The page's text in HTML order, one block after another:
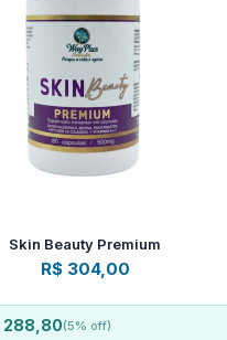
Skin Beauty Premium
R$304,00
288,80(5% off)